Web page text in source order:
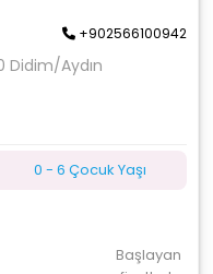
+902566100942
Didim/Aydın
0 - 6 Çocuk Yaşı
Başlayan